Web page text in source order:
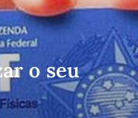
o seu